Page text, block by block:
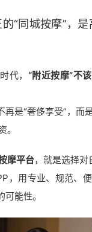
“同城按摩”，
代， “附近按摩”不
再是“奢侈享受”，而
。
摩平台，就是选择对
，用专业、规范、
可能性。